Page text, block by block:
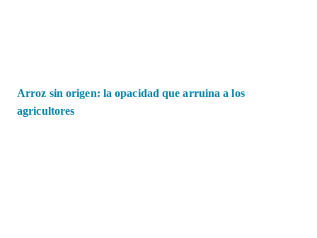
Arroz sin origen: la opacidad que arruina a los
agricultores